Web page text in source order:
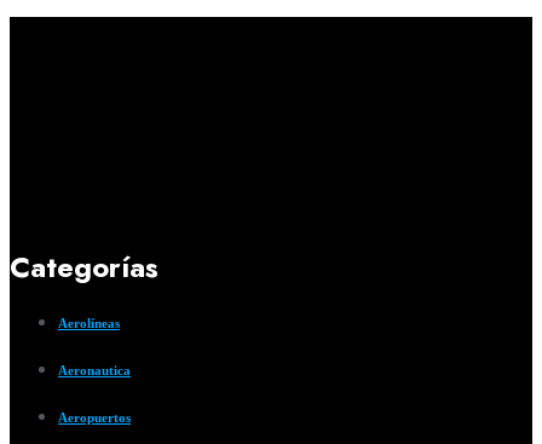
Categorías
Aerolíneas
Aeronautica
Aeropuertos